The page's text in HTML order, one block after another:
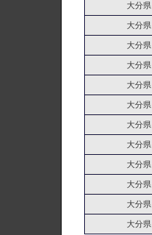
大分県
大分県
大分県
大分県
大分県
大分県
大分県
大分県
大分県
大分県
大分県
大分県